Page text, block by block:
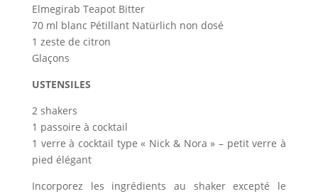
Elmegirab Teapot Bitter
70 ml blanc Pétillant Natürlich non dosé
1 zeste de citron
Glaçons
USTENSILES
2 shakers
1 passoire à cocktail
1 verre à cocktail type « Nick & Nora » – petit verre à
pied élégant
Incorporez les ingrédients au shaker excepté le